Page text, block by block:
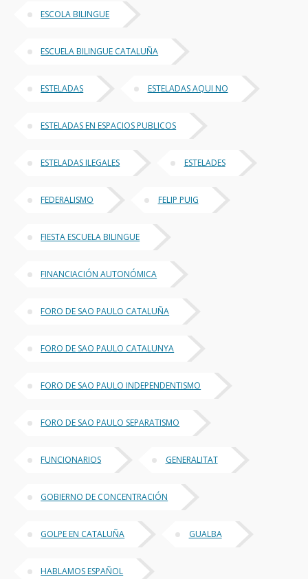
ESCOLA BILINGUE
ESCUELA BILINGUE CATALUÑA
ESTELADAS ESTELADAS AQUI NO
ESTELADAS EN ESPACIOS PUBLICOS
ESTELADAS ILEGALES ESTELADES
FEDERALISMO FELIP PUIG
FIESTA ESCUELA BILINGUE
FINANCIACIÓN AUTONÓMICA
FORO DE SAO PAULO CATALUÑA
FORO DE SAO PAULO CATALUNYA
FORO DE SAO PAULO INDEPENDENTISMO
FORO DE SAO PAULO SEPARATISMO
FUNCIONARIOS GENERALITAT
GOBIERNO DE CONCENTRACIÓN
GOLPE EN CATALUÑA GUALBA
HABLAMOS ESPAÑOL